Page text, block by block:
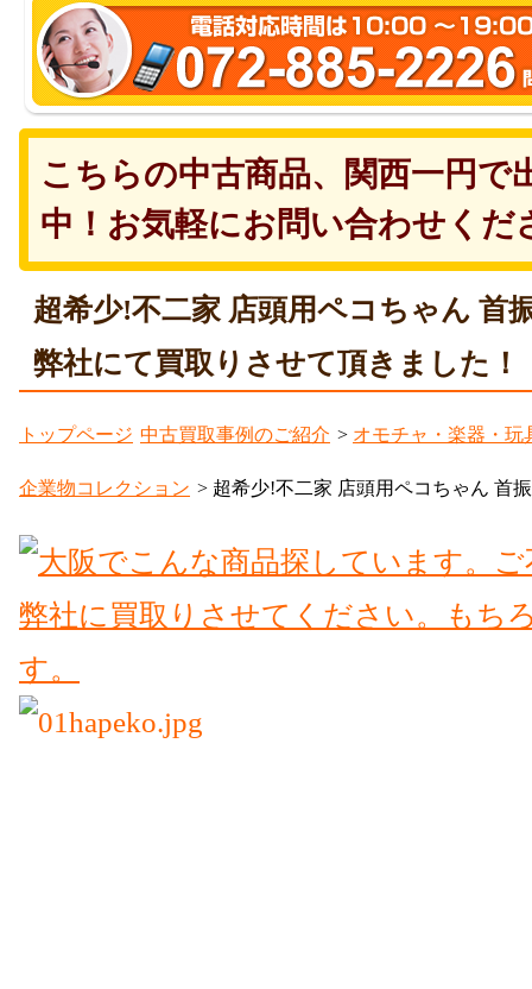
こちらの中古商品、関西一円で
中！お気軽にお問い合わせくだ
超希少!不二家 店頭用ペコちゃん 首
弊社にて買取りさせて頂きました！
トップページ 中古買取事例のご紹介 > オモチャ・楽器・玩
企業物コレクション > 超希少!不二家 店頭用ペコちゃん 首